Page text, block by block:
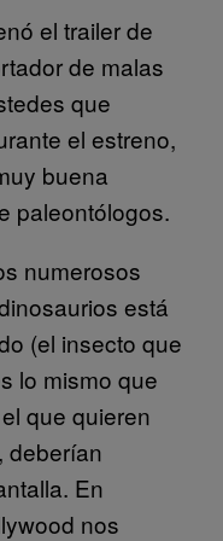
el trailer de
de malas
que
el estreno,
buena
paleontólogos.
numerosos
está
(el insecto que
lo mismo que
que quieren
deberían
En
nos